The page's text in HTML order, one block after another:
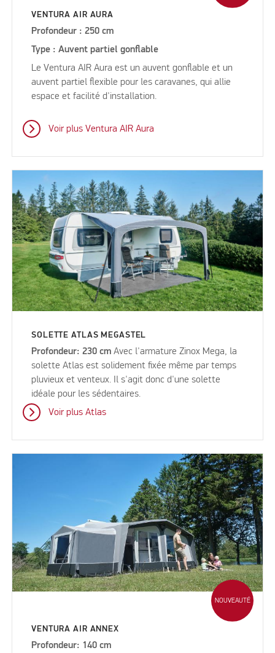
VENTURA AIR AURA
Profondeur : 250 cm
Type : Auvent partiel gonflable
Le Ventura AIR Aura est un auvent gonflable et un
auvent partiel flexible pour les caravanes, qui allie
espace et facilité d'installation.
Voir plus Ventura AIR Aura
SOLETTE ATLAS MEGASTEL
Profondeur: 230 cm Avec l'armature Zinox Mega, la
solette Atlas est solidement fixée même par temps
pluvieux et venteux. Il s'agit donc d'une solette
idéale pour les sédentaires.
Voir plus Atlas
NOUVEAUTÉ
VENTURA AIR ANNEX
Profondeur: 140 cm